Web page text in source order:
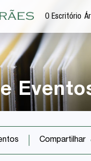
O Escritório
Compartilhar